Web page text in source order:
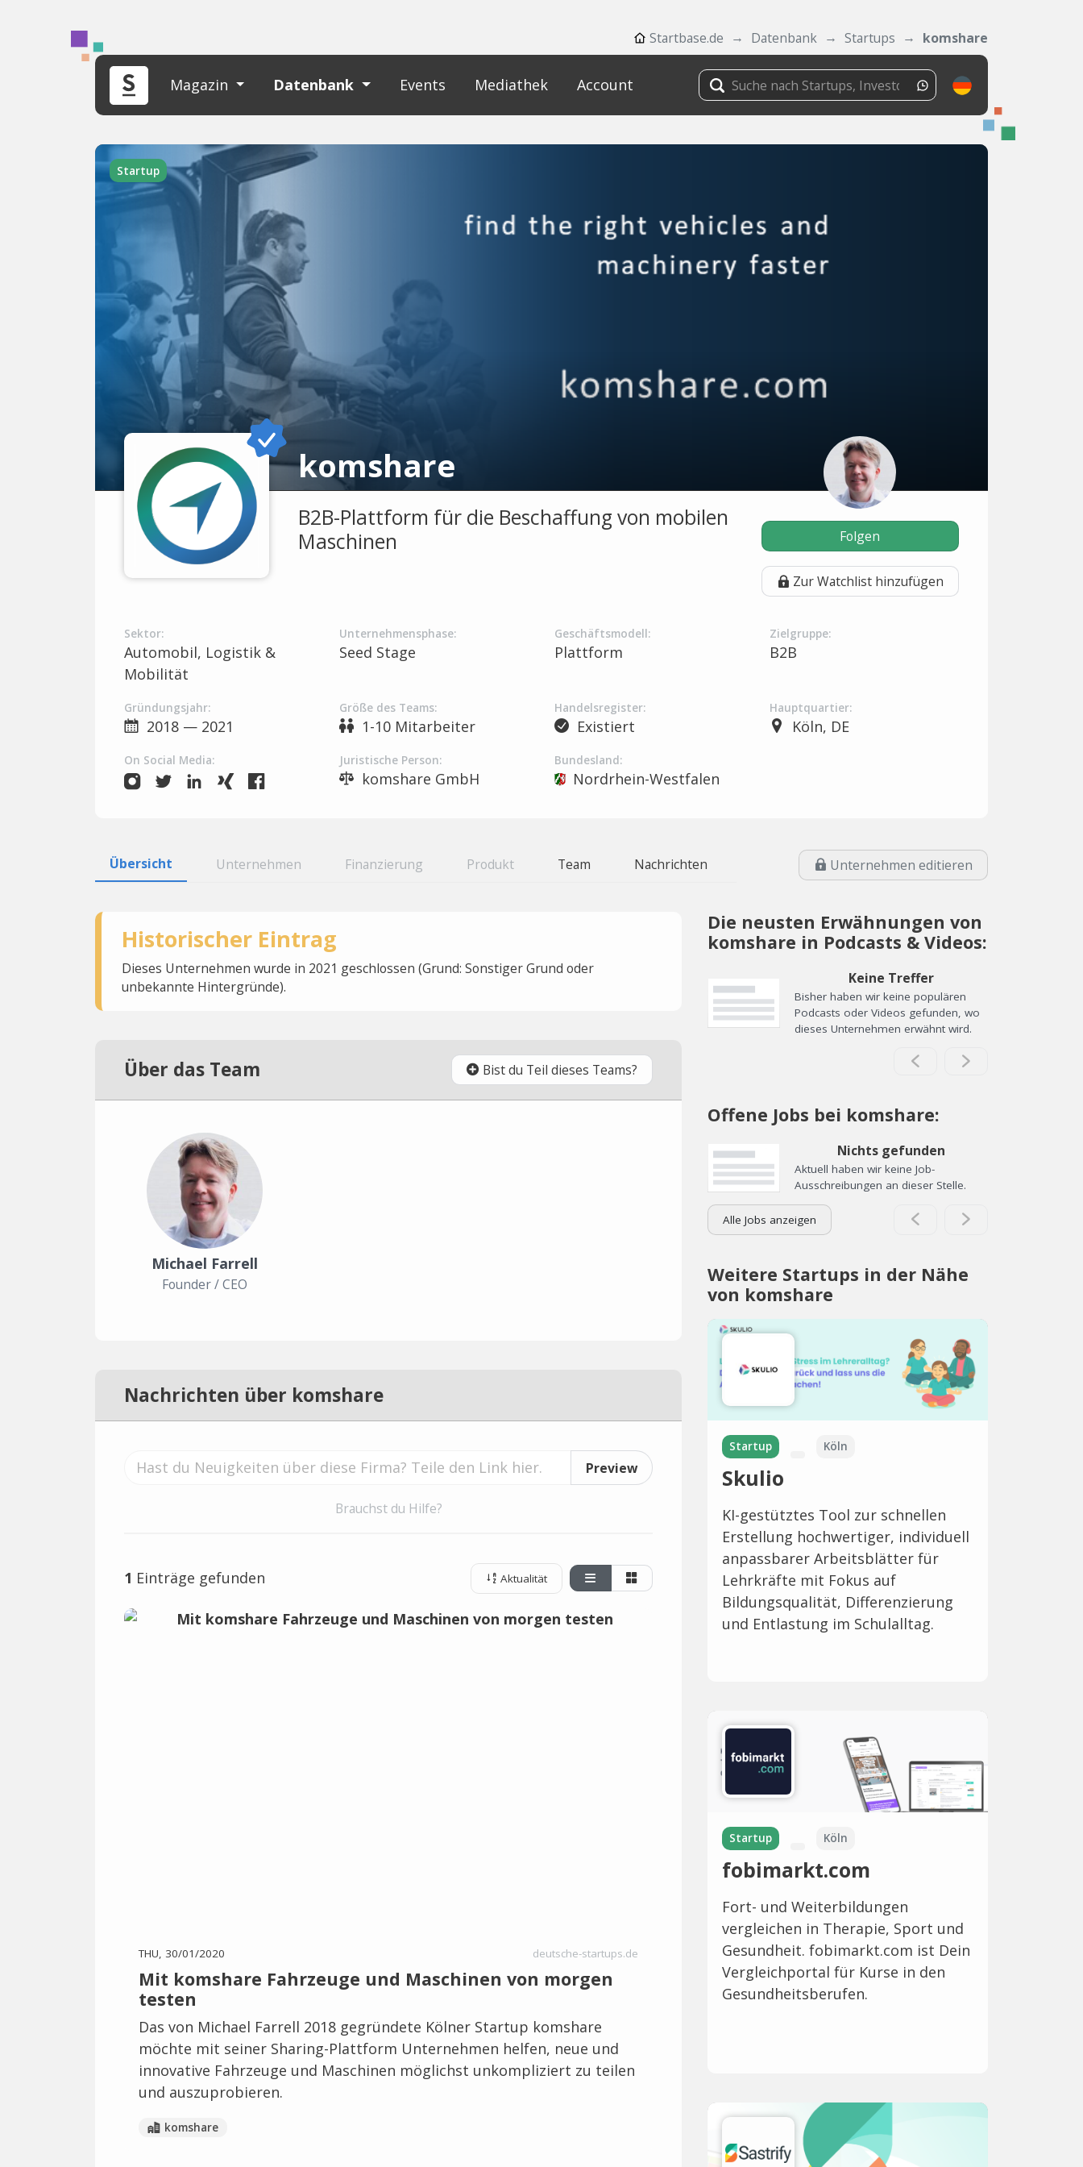
Startbase.de Datenbank Startups komshare
Magazin Datenbank Events Mediathek Account
Startup
komshare
B2B-Plattform für die Beschaffung von mobilen
Maschinen
Folgen
Zur Watchlist hinzufügen
Sektor:
Automobil, Logistik &
Mobilität
Unternehmensphase:
Seed Stage
Geschäftsmodell:
Plattform
Zielgruppe:
B2B
Gründungsjahr:
2018 — 2021
Größe des Teams:
1-10 Mitarbeiter
Handelsregister:
Existiert
Hauptquartier:
Köln, DE
On Social Media: Juristische Person:
komshare GmbH
Bundesland:
Nordrhein-Westfalen
Übersicht Unternehmen Finanzierung Produkt Team Nachrichten Unternehmen editieren
Historischer Eintrag
Dieses Unternehmen wurde in 2021 geschlossen (Grund: Sonstiger Grund oder
unbekannte Hintergründe).
Über das Team Bist du Teil dieses Teams?
Michael Farrell
Founder / CEO
Nachrichten über komshare
Preview
Brauchst du Hilfe?
1 Einträge gefunden Aktualität
THU, 30/01/2020 deutsche-startups.de
Mit komshare Fahrzeuge und Maschinen von morgen
testen
Das von Michael Farrell 2018 gegründete Kölner Startup komshare
möchte mit seiner Sharing-Plattform Unternehmen helfen, neue und
innovative Fahrzeuge und Maschinen möglichst unkompliziert zu teilen
und auszuprobieren.
komshare
Die neusten Erwähnungen von
komshare in Podcasts & Videos:
Keine Treffer
Bisher haben wir keine populären
Podcasts oder Videos gefunden, wo
dieses Unternehmen erwähnt wird.
Offene Jobs bei komshare:
Nichts gefunden
Aktuell haben wir keine Job-
Ausschreibungen an dieser Stelle.
Alle Jobs anzeigen
Weitere Startups in der Nähe
von komshare
Startup Köln
Skulio
KI-gestütztes Tool zur schnellen
Erstellung hochwertiger, individuell
anpassbarer Arbeitsblätter für
Lehrkräfte mit Fokus auf
Bildungsqualität, Differenzierung
und Entlastung im Schulalltag.
Startup Köln
fobimarkt.com
Fort- und Weiterbildungen
vergleichen in Therapie, Sport und
Gesundheit. fobimarkt.com ist Dein
Vergleichportal für Kurse in den
Gesundheitsberufen.